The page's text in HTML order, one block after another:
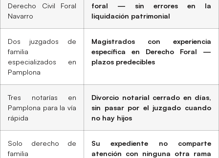
Derecho Civil Foral
Navarro
foral — sin errores en la
liquidación patrimonial
Dos juzgados de
familia
especializados en
Pamplona
Magistrados con experiencia
específica en Derecho Foral —
plazos predecibles
Tres notarías en
Pamplona para la vía
rápida
Divorcio notarial cerrado en días,
sin pasar por el juzgado cuando
no hay hijos
Solo derecho de
familia
Su expediente no comparte
atención con ninguna otra rama